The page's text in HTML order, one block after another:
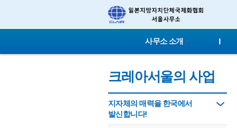
사무소 소개
크레아서울의 사업
지자체의 매력을 한국에서
발신합니다!